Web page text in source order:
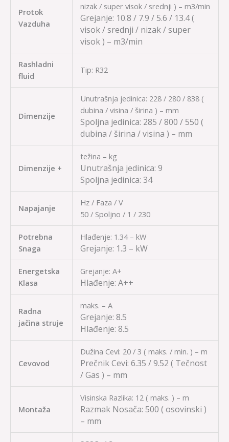
Protok
Vazduha
nizak / super visok / srednji ) – m3/min
Grejanje: 10.8 / 7.9 / 5.6 / 13.4(
visok / srednji / nizak / super
visok ) – m3/min
Rashladni
fluid
Tip: R32
Dimenzije
Unutrašnja jedinica: 228 / 280 / 838 (
dubina / visina / širina ) – mm
Spoljna jedinica: 285 / 800 / 550 (
dubina / širina / visina ) – mm
Dimenzije +
težina – kg
Unutrašnja jedinica: 9
Spoljna jedinica: 34
Napajanje
Hz / Faza / V
50 / Spoljno / 1 / 230
Potrebna
Snaga
Hlađenje: 1.34 – kW
Grejanje: 1.3 – kW
Energetska
Klasa
Grejanje: A+
Hlađenje: A++
Radna
jačina struje
maks. – A
Grejanje: 8.5
Hlađenje: 8.5
Cevovod
Dužina Cevi: 20 / 3 ( maks. / min. ) – m
Prečnik Cevi: 6.35 / 9.52 ( Tečnost
/ Gas ) – mm
Montaža
Visinska Razlika: 12 ( maks. ) – m
Razmak Nosača: 500 ( osovinski )
– mm